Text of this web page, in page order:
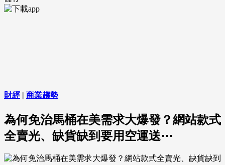
財經 | 商業趨勢
為何免治馬桶在美需求大爆發？網站款式
全賣光、缺貨缺到要用空運送⋯